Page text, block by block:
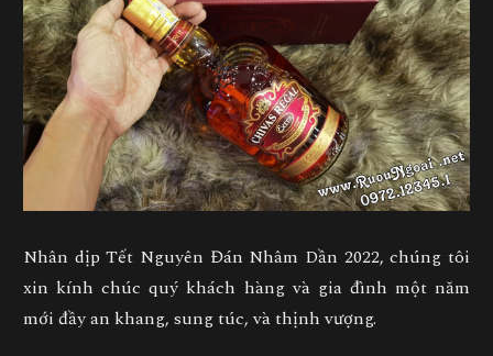
Nhân dịp Tết Nguyên Đán Nhâm Dần 2022, chúng tôi
xin kính chúc quý khách hàng và gia đình một năm
mới đầy an khang, sung túc, và thịnh vượng.